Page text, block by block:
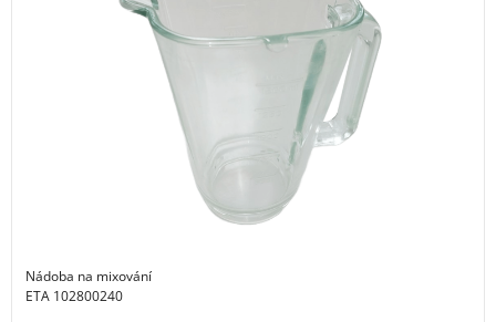
Nádoba na mixování
ETA 102800240